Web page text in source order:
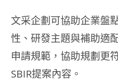
文采企劃可協助企業盤
性、研發主題與補助適
申請規範，協助規劃更
SBIR提案內容。